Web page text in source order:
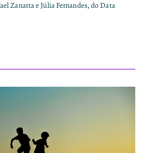
Zanatta e Júlia Fernandes, do Data